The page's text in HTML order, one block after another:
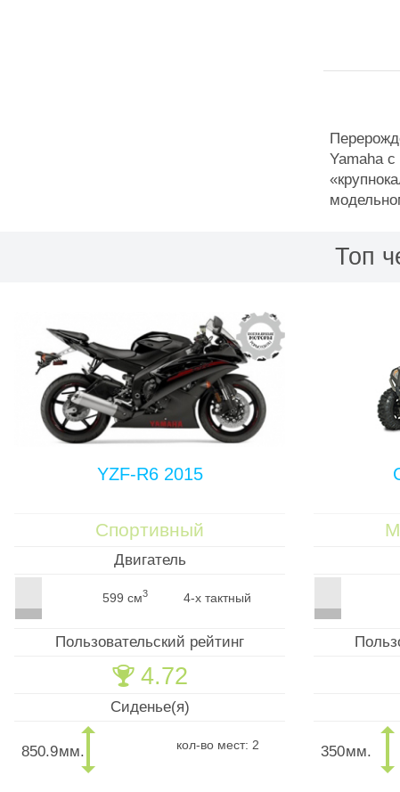
Yamaha
Топ
YZF-R6 2015
Спортивный
Двигатель
599 см3 4-х тактный
Пользовательский рейтинг
🏆 4.72
Сиденье(я)
850.9мм. кол-во мест: 2 350мм.